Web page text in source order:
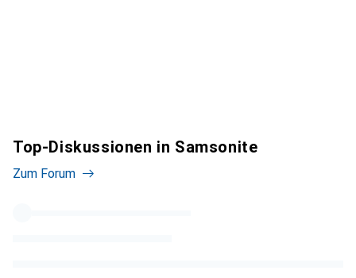
Top-Diskussionen in Samsonite
Zum Forum